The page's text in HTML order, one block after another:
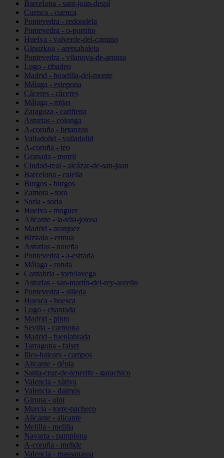
Barcelona - sant-joan-despí
Cuenca - cuenca
Pontevedra - redondela
Pontevedra - o-porriño
Huelva - valverde-del-camino
Gipuzkoa - aretxabaleta
Pontevedra - vilanova-de-arousa
Lugo - ribadeo
Madrid - boadilla-del-monte
Málaga - estepona
Cáceres - cáceres
Málaga - mijas
Zaragoza - cariñena
Asturias - colunga
A-coruña - betanzos
Valladolid - valladolid
A-coruña - teo
Granada - motril
Ciudad-real - alcázar-de-san-juan
Barcelona - calella
Burgos - burgos
Zamora - toro
Soria - soria
Huelva - moguer
Alicante - la-vila-joiosa
Madrid - aranjuez
Bizkaia - ermua
Asturias - noreña
Pontevedra - a-estrada
Málaga - ronda
Cantabria - torrelavega
Asturias - san-martín-del-rey-aurelio
Pontevedra - silleda
Huesca - huesca
Lugo - chantada
Madrid - pinto
Sevilla - carmona
Madrid - fuenlabrada
Tarragona - falset
Illes-balears - campos
Alicante - dénia
Santa-cruz-de-tenerife - garachico
Valencia - xàtiva
Valencia - daimús
Girona - olot
Murcia - torre-pacheco
Alicante - alicante
Melilla - melilla
Navarra - pamplona
A-coruña - melide
Valencia - massanassa